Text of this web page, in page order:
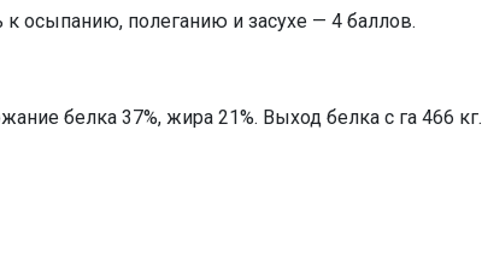
к осыпанию, полеганию и засухе — 4 баллов.
белка 37%, жира 21%. Выход белка с га 466 кг.